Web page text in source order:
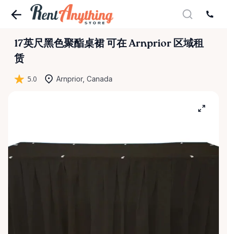
17英尺黑色聚酯桌裙可在 Arnprior 区域租
赁
5.0 Arnprior, Canada